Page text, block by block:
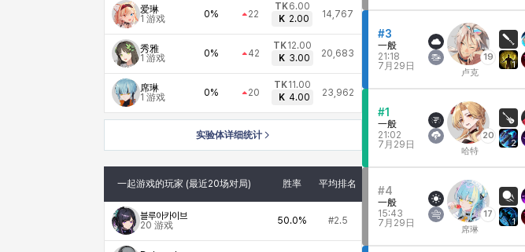
爱琳
1 游戏 0% 22
TK6.00
K 2.00 14,767
秀雅
1 游戏 0% 42
TK12.00
K 3.00 20,683
席琳
1 游戏 0% 20
TK11.00
K 4.00 23,962
实验体详细统计
一起游戏的玩家 (最近20场对局) 胜率 平均排名
블루아카이브
20 游戏 50.0% #2.5
#3
一般
21:18
7月29日
19
卢克
1
#1
一般
21:02
7月29日
20
哈特
2
#4
一般
15:43
7月29日
17
席琳
1